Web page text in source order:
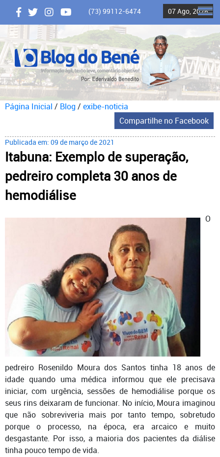
(73) 99112-6474 07 Ago, 2026
Página Inicial / Blog / exibe-noticia
Compartilhe no Facebook
Publicada em: 09 de março de 2021
Itabuna: Exemplo de superação,
pedreiro completa 30 anos de
hemodiálise
O
pedreiro Rosenildo Moura dos Santos tinha 18 anos de
idade quando uma médica informou que ele precisava
iniciar, com urgência, sessões de hemodiálise porque os
seus rins deixaram de funcionar. No início, Moura imaginou
que não sobreviveria mais por tanto tempo, sobretudo
porque o processo, na época, era arcaico e muito
desgastante. Por isso, a maioria dos pacientes da diálise
tinha pouco tempo de vida.